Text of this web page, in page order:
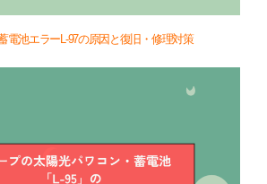
電池エラーL-97の原因と復旧・修理対策